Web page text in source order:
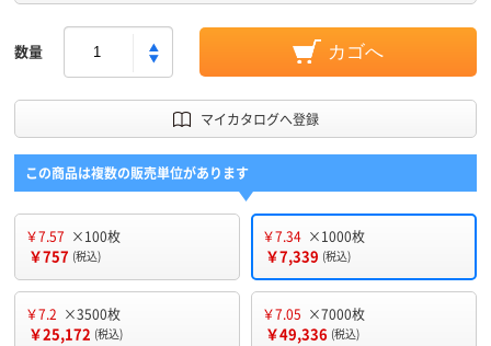
数量 カゴへ
マイカタログへ登録
この商品は複数の販売単位があります
￥7.57 ×100枚
￥757 (税込)
￥7.34 ×1000枚
￥7,339 (税込)
￥7.2 ×3500枚
￥25,172 (税込)
￥7.05 ×7000枚
￥49,336 (税込)